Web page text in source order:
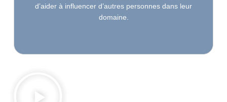
d’aider à influencer d’autres personnes dans leur
domaine.